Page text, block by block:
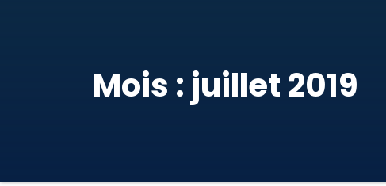
Mois : juillet 2019